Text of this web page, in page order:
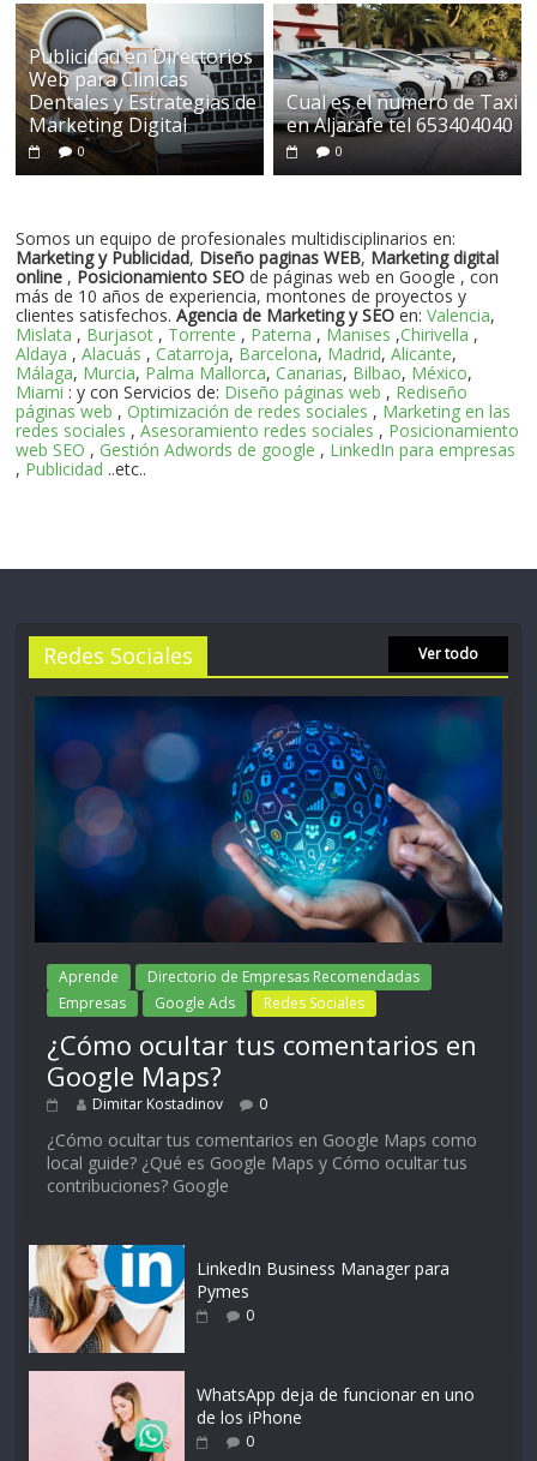
Publicidad en Directorios
Web para Clinicas
Dentales y Estrategias de
Marketing Digital
0
Cual es el numero de Taxi
en Aljarafe tel 653404040
0
Somos un equipo de profesionales multidisciplinarios en:
Marketing y Publicidad, Diseño paginas WEB, Marketing digital
online , Posicionamiento SEO de páginas web en Google , con
más de 10 años de experiencia, montones de proyectos y
clientes satisfechos.Agencia de Marketing y SEO en:Valencia,
Mislata , Burjasot , Torrente , Paterna , Manises ,Chirivella ,
Aldaya ,Alacuás ,Catarroja, Barcelona, Madrid,Alicante,
Málaga, Murcia, Palma Mallorca,Canarias, Bilbao, México,
Miami : y con Servicios de: Diseño páginas web , Rediseño
páginas web ,Optimización de redes sociales , Marketing en las
redes sociales ,Asesoramiento redes sociales , Posicionamiento
web SEO , Gestión Adwords de google , LinkedIn para empresas
, Publicidad ..etc..
Redes Sociales Ver todo
Aprende
Directorio de Empresas Recomendadas
Empresas
Google Ads Redes Sociales
¿Cómo ocultar tus comentarios en
Google Maps?
Dimitar Kostadinov 0
¿Cómo ocultar tus comentarios en Google Maps como
local guide? ¿Qué es Google Maps y Cómo ocultar tus
contribuciones? Google
LinkedIn Business Manager para
Pymes
0
WhatsApp deja de funcionar en uno
de los iPhone
0